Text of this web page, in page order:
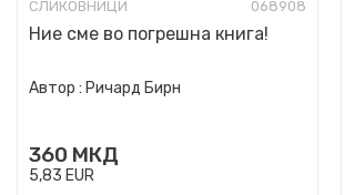
СЛИКОВНИЦИ 068908
Ние сме во погрешна книга!
Автор : Ричард Бирн
360 МКД
5,83 EUR